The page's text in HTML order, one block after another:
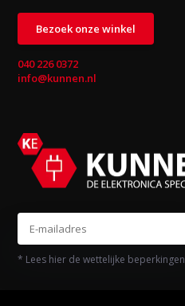
Bezoek onze winkel
040 226 0372
info@kunnen.nl
* Lees hier de wettelijke beperkingen